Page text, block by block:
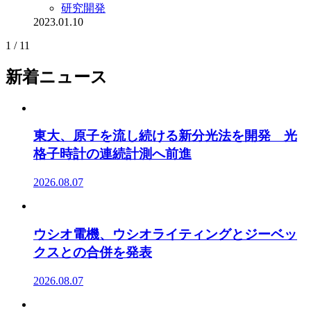
研究開発
2023.01.10
1 / 11
新着ニュース
東大、原子を流し続ける新分光法を開発 光
格子時計の連続計測へ前進
2026.08.07
ウシオ電機、ウシオライティングとジーベッ
クスとの合併を発表
2026.08.07